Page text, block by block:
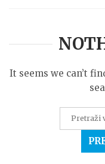
It seems we can’t